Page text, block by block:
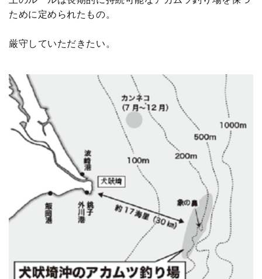
ために定められたもの。
厳守していただきたい。